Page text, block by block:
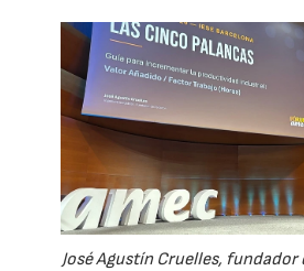
José Agustín Cruelles,